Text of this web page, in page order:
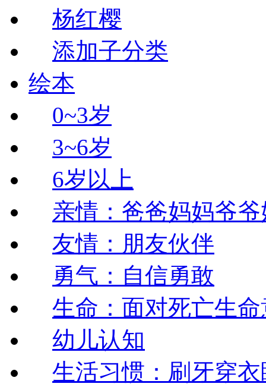
杨红樱
添加子分类
绘本
0~3岁
3~6岁
6岁以上
亲情：爸爸妈妈爷
友情：朋友伙伴
勇气：自信勇敢
生命：面对死亡生
幼儿认知
生活习惯：刷牙穿